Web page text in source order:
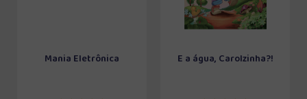
Mania Eletrônica E a água, Carolzinha?!